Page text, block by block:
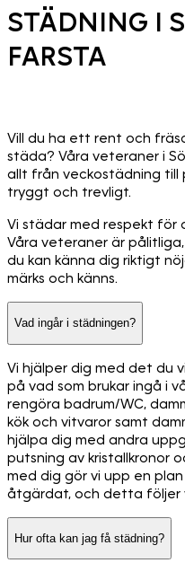
STÄDNING I
FARSTA
Vill du ha ett rent och
städa? Våra veteraner i
allt från veckostädning till
tryggt och trevligt.
Vi städar med respekt för
Våra veteraner är
du kan känna dig riktigt
märks och känns.
Vad ingår i städningen?
Vi hjälper dig med det du
på vad som brukar ingå i
rengöra badrum/WC,
kök och vitvaror samt
hjälpa dig med andra
putsning av kristallkronor
med dig gör vi upp en
åtgärdat, och detta följer
Hur ofta kan jag få städning?